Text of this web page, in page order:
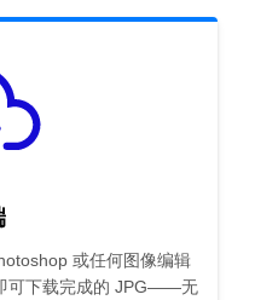
或任何图像编辑
可下载完成的 JPG——无